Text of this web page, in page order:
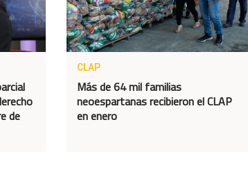
de
CLAP
Más de 64 mil familias
neoespartanas recibieron el CLAP
en enero